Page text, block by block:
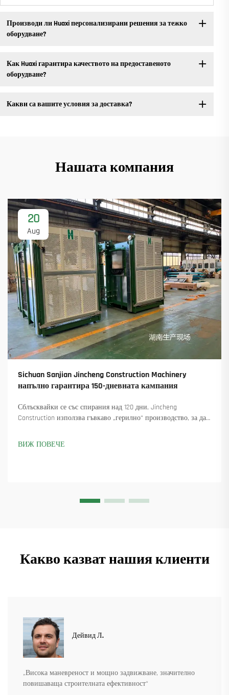
Производи ли Huaxi персонализирани решения за тежко
оборудване?
Как Huaxi гарантира качеството на предоставеното
оборудване?
Какви са вашите условия за доставка?
Нашата компания
20
Aug
Sichuan Sanjian Jincheng Construction Machinery
напълно гарантира 150-дневната кампания
Сблъсквайки се със спирания над 120 дни, Jincheng
Construction използва гъвкаво „герилно“ производство, за да
Вижте как са поддържали производството в движение.
ВИЖ ПОВЕЧЕ
Какво казват нашия клиенти
Дейвид Л.
„Висока маневреност и мощно задвижване, значително
повишаваща строителната ефективност“